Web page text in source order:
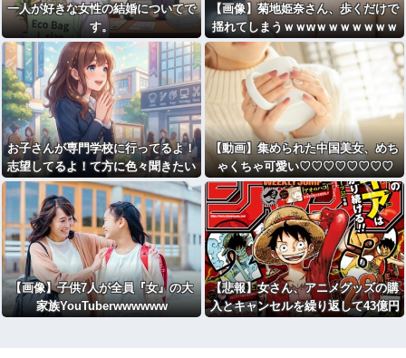
一人が好きな女性の結婚についてで
す。
【画像】菊地姫奈さん、歩くだけで
揺れてしまうｗｗwｗｗｗｗｗｗｗ
ｗｗ
お子さんが専門学校に行ってるよ！
志望してるよ！て方に色々聞きたい
です
【動画】集められた中国美女、めち
ゃくちゃ可愛い♡♡♡♡♡♡♡♡
【画像】子供7人が全員『女』の大
家族YouTuberwwwwww
【悲報】女さん、アニメグッズの購
入とキャンセルを繰り返して43億円